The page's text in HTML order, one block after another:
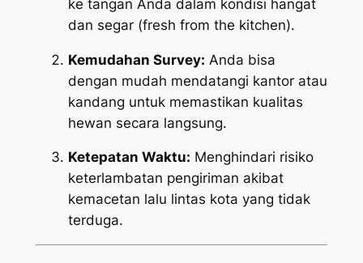
ke tangan Anda dalam kondisi hangat
dan segar (fresh from the kitchen).
Kemudahan Survey: Anda bisa
dengan mudah mendatangi kantor atau
kandang untuk memastikan kualitas
hewan secara langsung.
Ketepatan Waktu: Menghindari risiko
keterlambatan pengiriman akibat
kemacetan lalu lintas kota yang tidak
terduga.